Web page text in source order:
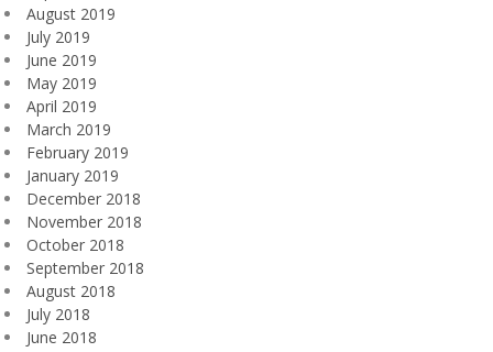
August 2019
July 2019
June 2019
May 2019
April 2019
March 2019
February 2019
January 2019
December 2018
November 2018
October 2018
September 2018
August 2018
July 2018
June 2018